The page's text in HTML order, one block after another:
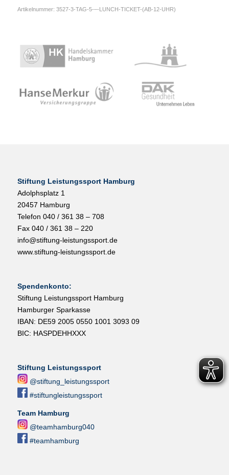
Artikelnummer: 3527-3-TAG-5-–-LUNCH-TICKET-(AB-12-UHR)
Stiftung Leistungssport Hamburg
Adolphsplatz 1
20457 Hamburg
Telefon 040 / 361 38 – 708
Fax 040 / 361 38 – 220
info@stiftung-leistungssport.de
www.stiftung-leistungssport.de
Spendenkonto:
Stiftung Leistungssport Hamburg
Hamburger Sparkasse
IBAN: DE59 2005 0550 1001 3093 09
BIC: HASPDEHHXXX
Stiftung Leistungssport
@stiftung_leistungssport
#stiftungleistungssport
Team Hamburg
@teamhamburg040
#teamhamburg